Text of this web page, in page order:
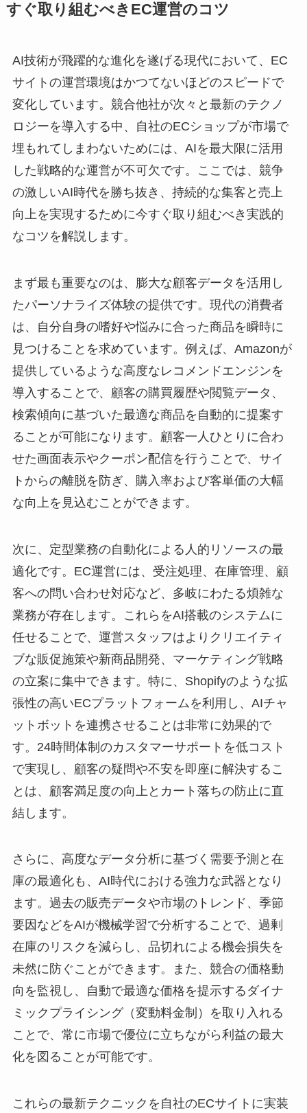
すぐ取り組むべきEC運営のコツ
AI技術が飛躍的な進化を遂げる現代において、EC
サイトの運営環境はかつてないほどのスピードで
変化しています。競合他社が次々と最新のテクノ
ロジーを導入する中、自社のECショップが市場で
埋もれてしまわないためには、AIを最大限に活用
した戦略的な運営が不可欠です。ここでは、競争
の激しいAI時代を勝ち抜き、持続的な集客と売上
向上を実現するために今すぐ取り組むべき実践的
なコツを解説します。
まず最も重要なのは、膨大な顧客データを活用し
たパーソナライズ体験の提供です。現代の消費者
は、自分自身の嗜好や悩みに合った商品を瞬時に
見つけることを求めています。例えば、Amazonが
提供しているような高度なレコメンドエンジンを
導入することで、顧客の購買履歴や閲覧データ、
検索傾向に基づいた最適な商品を自動的に提案す
ることが可能になります。顧客一人ひとりに合わ
せた画面表示やクーポン配信を行うことで、サイ
トからの離脱を防ぎ、購入率および客単価の大幅
な向上を見込むことができます。
次に、定型業務の自動化による人的リソースの最
適化です。EC運営には、受注処理、在庫管理、顧
客への問い合わせ対応など、多岐にわたる煩雑な
業務が存在します。これらをAI搭載のシステムに
任せることで、運営スタッフはよりクリエイティ
ブな販促施策や新商品開発、マーケティング戦略
の立案に集中できます。特に、Shopifyのような拡
張性の高いECプラットフォームを利用し、AIチャ
ットボットを連携させることは非常に効果的で
す。24時間体制のカスタマーサポートを低コスト
で実現し、顧客の疑問や不安を即座に解決するこ
とは、顧客満足度の向上とカート落ちの防止に直
結します。
さらに、高度なデータ分析に基づく需要予測と在
庫の最適化も、AI時代における強力な武器となり
ます。過去の販売データや市場のトレンド、季節
要因などをAIが機械学習で分析することで、過剰
在庫のリスクを減らし、品切れによる機会損失を
未然に防ぐことができます。また、競合の価格動
向を監視し、自動で最適な価格を提示するダイナ
ミックプライシング（変動料金制）を取り入れる
ことで、常に市場で優位に立ちながら利益の最大
化を図ることが可能です。
これらの最新テクニックを自社のECサイトに実装